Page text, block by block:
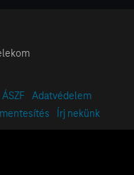
ÁSZF
Adatvédelem
Írj nekünk